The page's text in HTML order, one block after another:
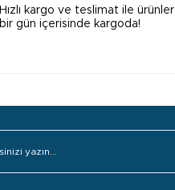
Hızlı kargo ve teslimat ile ürünler
bir gün içerisinde kargoda!